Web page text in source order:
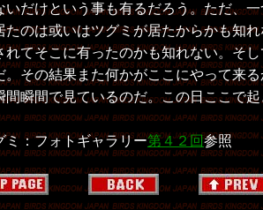
いだけという事も有るだろう。ただ、
たのは或いはツグミが居たからかも知
れてそこに有ったのかも知れない。そ
。その結果また何かがここにやって来
間瞬間で見ているのだ。この日ここで
ミ：フォトギャラリー第４２回参照